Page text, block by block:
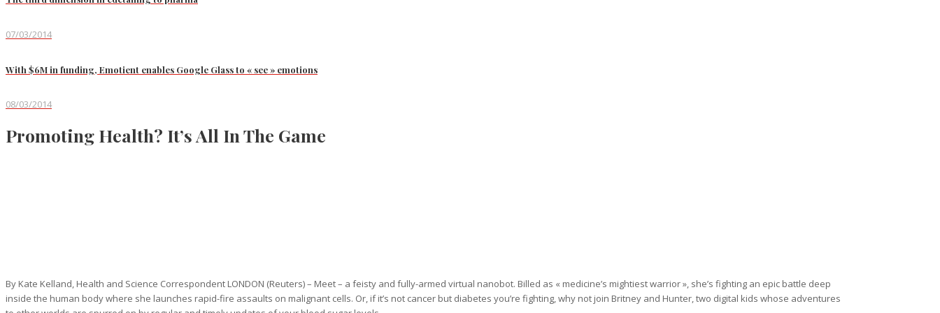
07/03/2014
With $6M in funding, Emotient enables Google Glass to « see » emotions
08/03/2014
Promoting Health? It’s All In The Game
By Kate Kelland, Health and Science Correspondent LONDON (Reuters) – Meet – a feisty and fully-armed virtual nanobot. Billed as « medicine’s mightiest warrior », she’s fighting an epic battle deep
inside the human body where she launches rapid-fire assaults on malignant cells. Or, if it’s not cancer but diabetes you’re fighting, why not join Britney and Hunter, two digital kids whose adventures